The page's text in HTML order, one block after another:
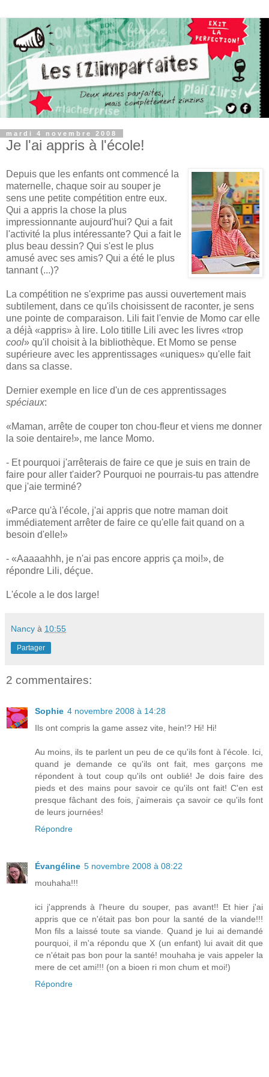
mardi 4 novembre 2008
Je l'ai appris à l'école!
Depuis que les enfants ont commencé la
maternelle, chaque soir au souper je
sens une petite compétition entre eux.
Qui a appris la chose la plus
impressionnante aujourd'hui? Qui a fait
l'activité la plus intéressante? Qui a fait le
plus beau dessin? Qui s'est le plus
amusé avec ses amis? Qui a été le plus
tannant (...)?
La compétition ne s'exprime pas aussi ouvertement mais
subtilement, dans ce qu'ils choisissent de raconter, je sens
une pointe de comparaison. Lili fait l'envie de Momo car elle
a déjà «appris» à lire. Lolo titille Lili avec les livres «trop
cool» qu'il choisit à la bibliothèque. Et Momo se pense
supérieure avec les apprentissages «uniques» qu'elle fait
dans sa classe.
Dernier exemple en lice d'un de ces apprentissages
spéciaux:
«Maman, arrête de couper ton chou-fleur et viens me donner
la soie dentaire!», me lance Momo.
- Et pourquoi j'arrêterais de faire ce que je suis en train de
faire pour aller t'aider? Pourquoi ne pourrais-tu pas attendre
que j'aie terminé?
«Parce qu'à l'école, j'ai appris que notre maman doit
immédiatement arrêter de faire ce qu'elle fait quand on a
besoin d'elle!»
- «Aaaaahhh, je n'ai pas encore appris ça moi!», de
répondre Lili, déçue.
L'école a le dos large!
Nancy à 10:55
Partager
2 commentaires:
Sophie 4 novembre 2008 à 14:28
Ils ont compris la game assez vite, hein!? Hi! Hi!
Au moins, ils te parlent un peu de ce qu'ils font à l'école. Ici,
quand je demande ce qu'ils ont fait, mes garçons me
répondent à tout coup qu'ils ont oublié! Je dois faire des
pieds et des mains pour savoir ce qu'ils ont fait! C'en est
presque fâchant des fois, j'aimerais ça savoir ce qu'ils font
de leurs journées!
Répondre
Évangéline 5 novembre 2008 à 08:22
mouhaha!!!
ici j'apprends à l'heure du souper, pas avant!! Et hier j'ai
appris que ce n'était pas bon pour la santé de la viande!!!
Mon fils a laissé toute sa viande. Quand je lui ai demandé
pourquoi, il m'a répondu que X (un enfant) lui avait dit que
ce n'était pas bon pour la santé! mouhaha je vais appeler la
mere de cet ami!!! (on a bioen ri mon chum et moi!)
Répondre